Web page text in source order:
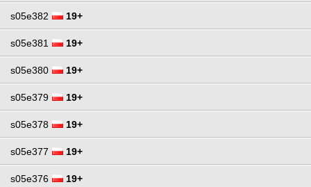
s05e382 19+
s05e381 19+
s05e380 19+
s05e379 19+
s05e378 19+
s05e377 19+
s05e376 19+